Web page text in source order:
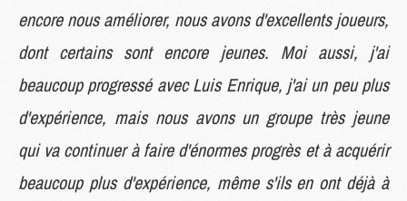
encore nous améliorer, nous avons d'excellents joueurs,
dont certains sont encore jeunes. Moi aussi, j'ai
beaucoup progressé avec Luis Enrique, j'ai un peu plus
d'expérience, mais nous avons un groupe très jeune
qui va continuer à faire d'énormes progrès et à acquérir
beaucoup plus d'expérience, même s'ils en ont déjà à